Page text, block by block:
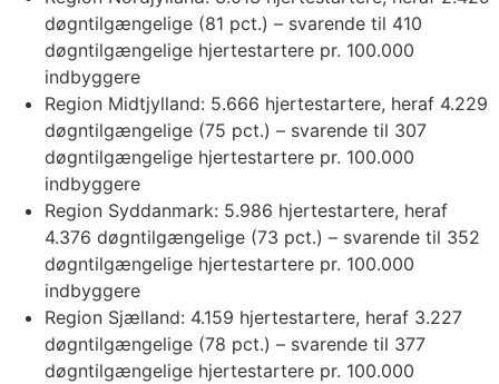
døgntilgængelige (81 pct.) – svarende til 410
døgntilgængelige hjertestartere pr. 100.000
indbyggere
Region Midtjylland: 5.666 hjertestartere, heraf 4.229
døgntilgængelige (75 pct.) – svarende til 307
døgntilgængelige hjertestartere pr. 100.000
indbyggere
Region Syddanmark: 5.986 hjertestartere, heraf
4.376 døgntilgængelige (73 pct.) – svarende til 352
døgntilgængelige hjertestartere pr. 100.000
indbyggere
Region Sjælland: 4.159 hjertestartere, heraf 3.227
døgntilgængelige (78 pct.) – svarende til 377
døgntilgængelige hjertestartere pr. 100.000